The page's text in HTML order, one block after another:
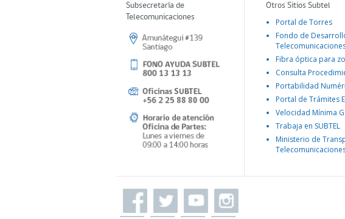
Subsecretaría de
Telecomunicaciones
Otros Sitios Subtel
Portal de Torres
Fondo de
Fibra óptica para
Consulta
Portabilidad
Portal de Trámites
Velocidad Mínima
Trabaja en SUBTEL
Ministerio de